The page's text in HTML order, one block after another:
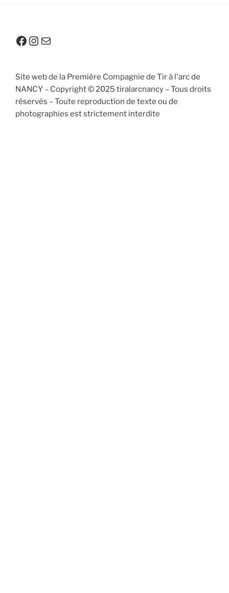
Facebook
Instagram
contact@tiralarcnancy.fr
Site web de la Première Compagnie de Tir à l'arc de
NANCY – Copyright © 2025 tiralarcnancy – Tous droits
réservés – Toute reproduction de texte ou de
photographies est strictement interdite